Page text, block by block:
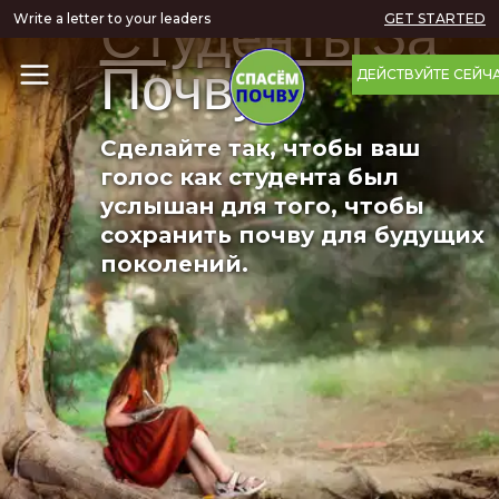
Write a letter to your leaders GET STARTED
ДЕЙСТВУЙТЕ
СтудентыЗа
Почву
Сделайте так, чтобы ваш
голос как студента был
услышан для того, чтобы
сохранить почву для будущих
поколений.